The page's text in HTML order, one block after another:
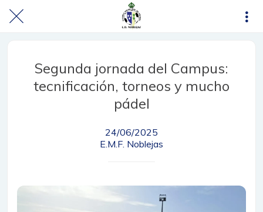
Segunda jornada del Campus:
tecnificación, torneos y mucho
pádel
24/06/2025
E.M.F. Noblejas